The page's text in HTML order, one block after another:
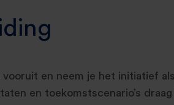
en neem je het initiatief
en toekomstscenario’s draag